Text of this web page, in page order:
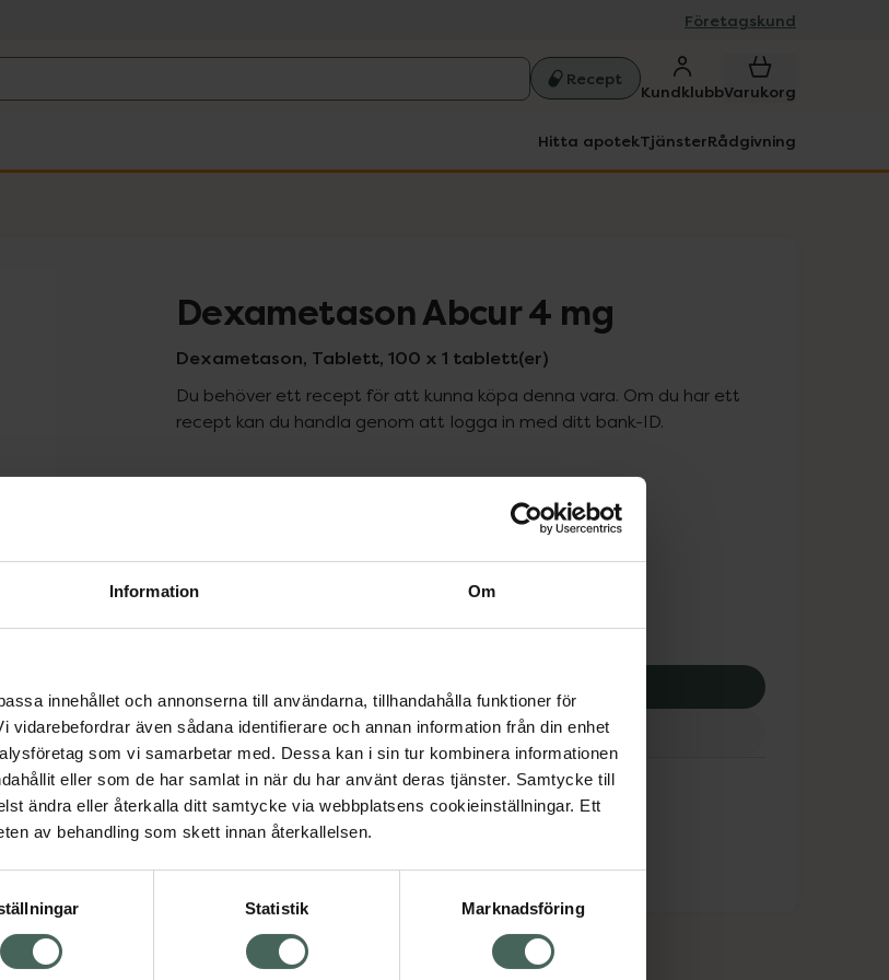
Information Om
innehållet och annonserna till användarna, tillhandahålla funktioner för
även sådana identifierare och annan information från din enhet
som vi samarbetar med. Dessa kan i sin tur kombinera informationen
eller som de har samlat in när du har använt deras tjänster. Samtycke till
ändra eller återkalla ditt samtycke via webbplatsens cookieinställningar. Ett
av behandling som skett innan återkallelsen.
Statistik Marknadsföring
Företagskund
Recept
KundklubbVarukorg
Hitta apotekTjänsterRådgivning
Dexametason Abcur 4 mg
Dexametason, Tablett, 100 x 1 tablett(er)
Du behöver ett recept för att kunna köpa denna vara. Om du har ett
recept kan du handla genom att logga in med ditt bank-ID.
Pris med recept
Högkostnadsskyddet gäller
516,85 kr
I apotek:516,85 kr
Köp via ditt recept
Aktuella erbjudanden
Visa
Om recept och läkemedel